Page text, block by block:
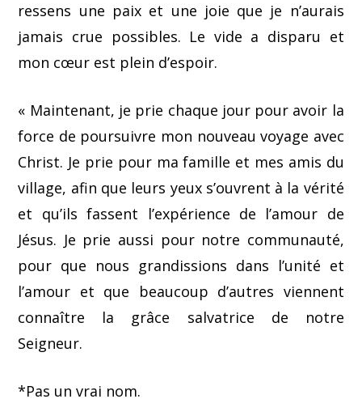
ressens une paix et une joie que je n’aurais
jamais crue possibles. Le vide a disparu et
mon cœur est plein d’espoir.
« Maintenant, je prie chaque jour pour avoir la
force de poursuivre mon nouveau voyage avec
Christ. Je prie pour ma famille et mes amis du
village, afin que leurs yeux s’ouvrent à la vérité
et qu’ils fassent l’expérience de l’amour de
Jésus. Je prie aussi pour notre communauté,
pour que nous grandissions dans l’unité et
l’amour et que beaucoup d’autres viennent
connaître la grâce salvatrice de notre
Seigneur.
*Pas un vrai nom.